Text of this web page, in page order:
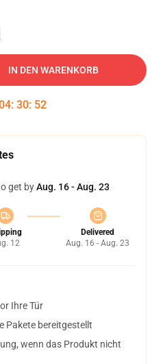
IN DEN WARENKORB
: 30: 51
get byAug. 16 - Aug. 23
12
Delivered
Aug. 16 - Aug. 23
Ihre Tür
Pakete bereitgestellt
wenn das Produkt nicht